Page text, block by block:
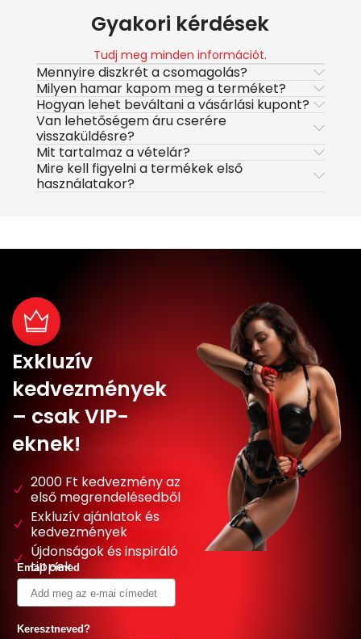
Gyakori kérdések
Tudj meg minden információt.
Mennyire diszkrét a csomagolás?
Milyen hamar kapom meg a terméket?
Hogyan lehet beváltani a vásárlási kupont?
Van lehetőségem áru cserére
visszaküldésre?
Mit tartalmaz a vételár?
Mire kell figyelni a termékek első
használatakor?
Exkluzív
kedvezmények
– csak VIP-
eknek!
2000 Ft kedvezmény az
első megrendelésedből
Exkluzív ajánlatok és
kedvezmények
Újdonságok és inspiráló
tippek
Email címed
Keresztneved?